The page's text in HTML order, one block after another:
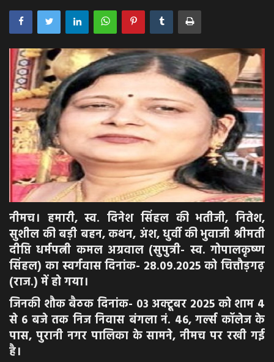
राजस्थान
राजनीती
अपराध
मनोरंजन
खेल
एजुकेशन & करियर
हेल्थ & लाइफ स्टाइल
वीडियो
Gallery
नीमच। हमारी, स्व. दिनेश सिंहल की भतीजी, नितेश,
सुशील की बड़ी बहन, कथन, अंश, धुर्वी की भुवाजी श्रीमती
दीप्ति धर्मपत्नी कमल अग्रवाल (सुपुत्री- स्व. गोपालकृष्ण
सिंहल) का स्वर्गवास दिनांक- 28.09.2025 को चित्तौड़गढ़
(राज.) में हो गया।
जिनकी शौक बैठक दिनांक- 03 अक्टूबर 2025 को शाम 4
से 6 बजे तक निज निवास बंगला नं. 46, गर्ल्स कॉलेज के
पास, पुरानी नगर पालिका के सामने, नीमच पर रखी गई
है।